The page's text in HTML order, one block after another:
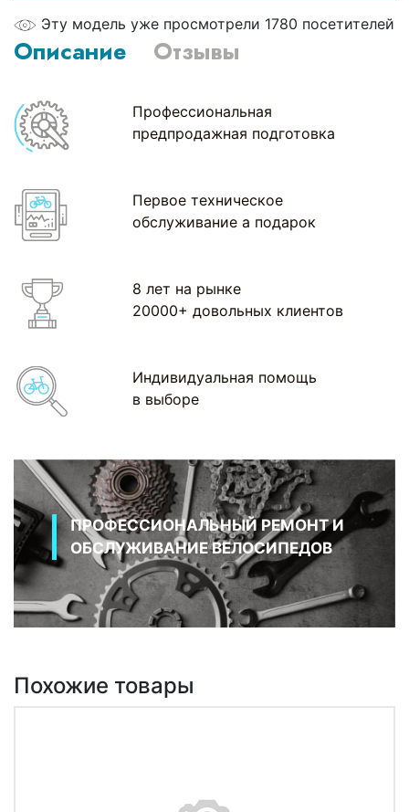
Эту модель уже просмотрели 1780 посетителей
Описание Отзывы
Профессиональная
предпродажная подготовка
Первое техническое
обслуживание а подарок
8 лет на рынке
20000+ довольных клиентов
Индивидуальная помощь
в выборе
ПРОФЕССИОНАЛЬНЫЙ РЕМОНТ И
ОБСЛУЖИВАНИЕ ВЕЛОСИПЕДОВ
Похожие товары